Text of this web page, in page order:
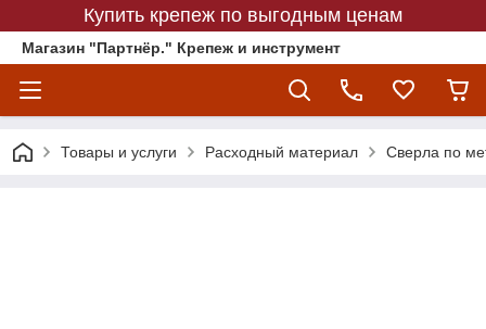
Купить крепеж по выгодным ценам
Магазин "Партнёр." Крепеж и инструмент
Товары и услуги Расходный материал Сверла по